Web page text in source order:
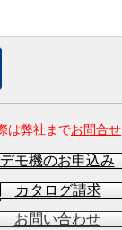
は弊社までお問合せ
デモ機のお申込み
カタログ請求
お問い合わせ